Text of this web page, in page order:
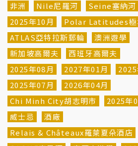
非洲
Nile尼羅河
Seine塞納河
2025年10月
Polar Latitudes極
ATLAS亞特拉斯郵輪
澳洲遊學
新加坡高爾夫
西班牙高爾夫
2025年08月
2027年01月
2025年07月
2026年04月
Chi Minh City胡志明市
2025年
威士忌
酒廠
Relais & Châteaux羅萊夏朵酒店